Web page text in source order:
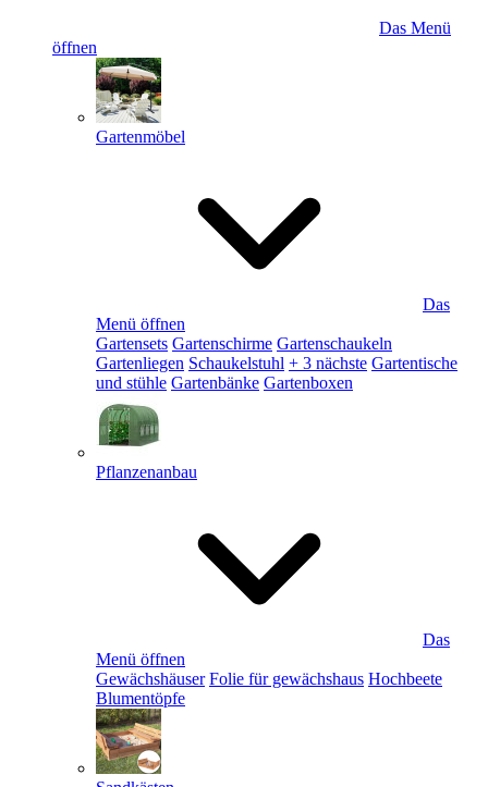
Das Menü
öffnen
Gartenmöbel
Das
Menü öffnen
Gartensets Gartenschirme Gartenschaukeln
Gartenliegen Schaukelstuhl + 3 nächste Gartentische
und stühle Gartenbänke Gartenboxen
Pflanzenanbau
Das
Menü öffnen
Gewächshäuser Folie für gewächshaus Hochbeete
Blumentöpfe